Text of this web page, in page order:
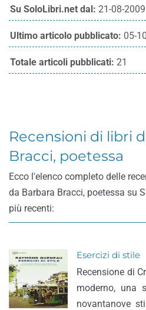
Su SoloLibri.net dal: 21-08-2009
Ultimo articolo pubblicato: 05-
Totale articoli pubblicati: 21
Recensioni di libri
Bracci, poetessa
Ecco l'elenco completo delle
da Barbara Bracci, poetessa su
più recenti:
Esercizi di stile
Recensione di
moderno, una
novantanove